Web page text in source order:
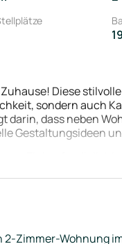
Diese
sondern auch
darin, dass neben
Gestaltungsideen
ab und
Zimmer-Wohnung